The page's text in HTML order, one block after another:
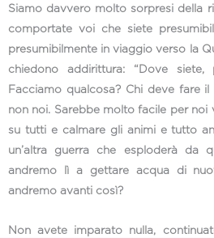
Siamo davvero molto sorpresi della
comportate voi che siete
presumibilmente in viaggio verso la
chiedono addirittura: “Dove siete,
Facciamo qualcosa? Chi deve fare il
non noi. Sarebbe molto facile per noi
su tutti e calmare gli animi e tutto
un’altra guerra che esploderà da
andremo lì a gettare acqua di
andremo avanti così?
Non avete imparato nulla,